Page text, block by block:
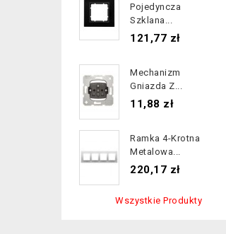
Pojedyncza
Szklana...
Cena
121,77 zł
Mechanizm
Gniazda Z...
Cena
11,88 zł
Ramka 4-Krotna
Metalowa...
Cena
220,17 zł
Wszystkie Produkty